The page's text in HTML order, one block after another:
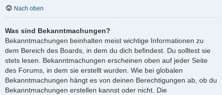
Nach oben
Was sind Bekanntmachungen?
Bekanntmachungen beinhalten meist wichtige Informationen zu
dem Bereich des Boards, in dem du dich befindest. Du solltest sie
stets lesen. Bekanntmachungen erscheinen oben auf jeder Seite
des Forums, in dem sie erstellt wurden. Wie bei globalen
Bekanntmachungen hängt es von deinen Berechtigungen ab, ob du
Bekanntmachungen erstellen kannst oder nicht. Die